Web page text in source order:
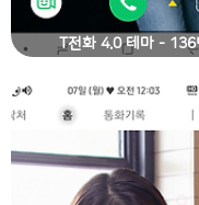
T전화 4.0 테마 - 136